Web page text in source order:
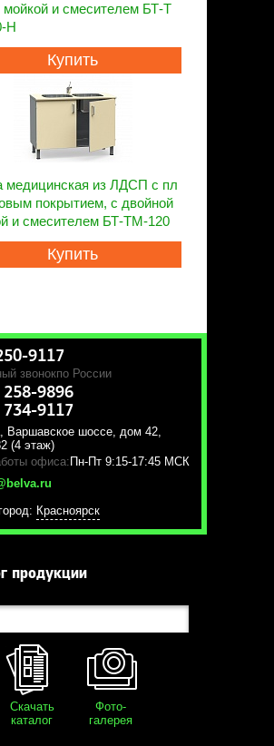
мойкой и смесителем БТ-Т
Н
Купить
медицинская из ЛДСП с пл
покрытием, с двойной
и смесителем БТ-ТМ-120
Купить
9117
звонокпо России
258-9896
734-9117
, Варшавское шоссе, дом 42,
(4 этаж)
офиса: Пн-Пт 9:15-17:45 МСК
Красноярск
продукции
Скачать
каталог
Фото-
галерея